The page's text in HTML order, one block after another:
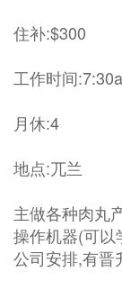
住补:$300
工作时间
月休:4
地点:兀兰
主做各种肉丸
操作机器(可以
公司安排,有晋